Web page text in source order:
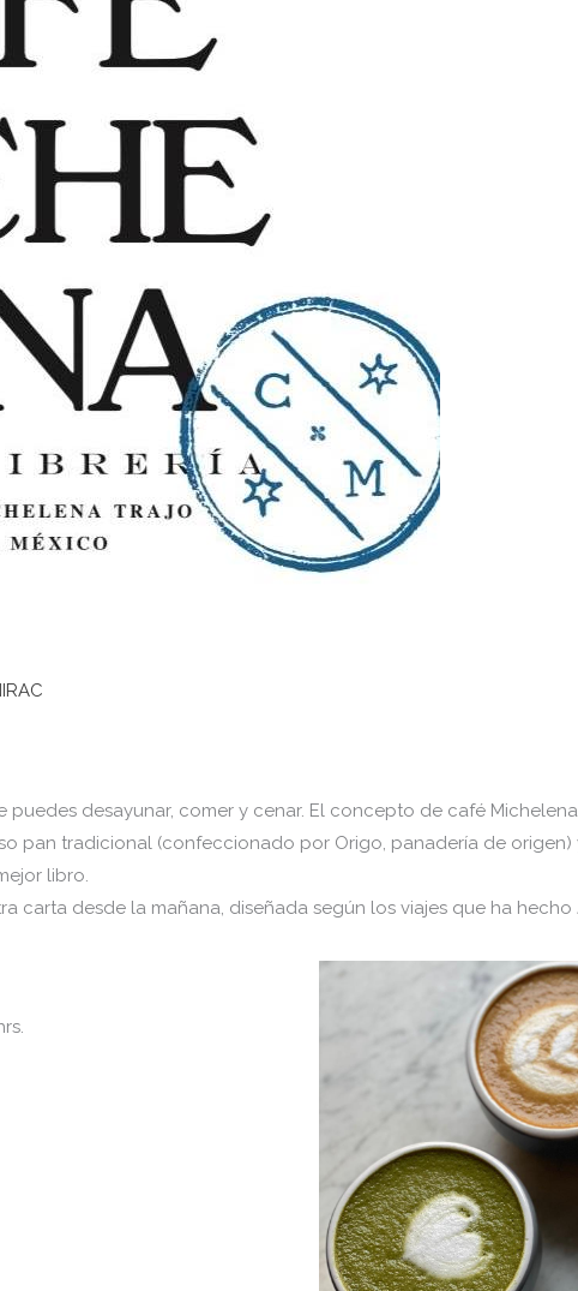
puedes desayunar, comer y cenar. El concepto de café
pan tradicional (confeccionado por Origo, panadería de
libro.
carta desde la mañana, diseñada según los viajes que ha hecho